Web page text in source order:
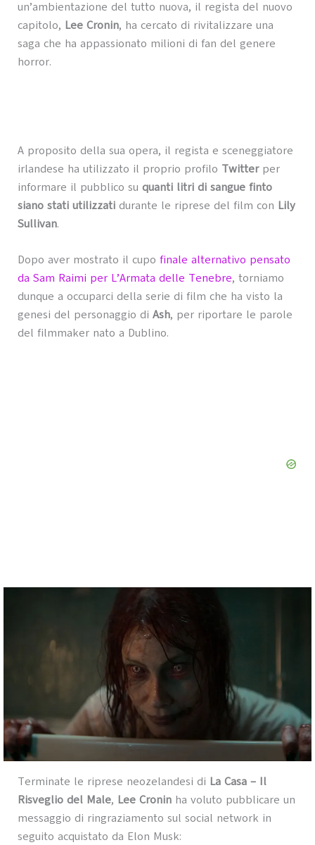
un’ambientazione del tutto nuova, il regista del nuovo
capitolo, Lee Cronin, ha cercato di rivitalizzare una
saga che ha appassionato milioni di fan del genere
horror.
A proposito della sua opera, il regista e sceneggiatore
irlandese ha utilizzato il proprio profilo Twitterper
informare il pubblico su quanti litri di sangue finto
siano stati utilizzatidurante le riprese del film con Lily
Sullivan.
Dopo aver mostrato il cupo finale alternativo pensato
da Sam Raimi per L’Armata delle Tenebre, torniamo
dunque a occuparci della serie di film che ha visto la
genesi del personaggio di Ash, per riportare le parole
del filmmaker nato a Dublino.
Terminate le riprese neozelandesi di La Casa – Il
Risveglio del Male, Lee Croninha voluto pubblicare un
messaggio di ringraziamento sul social network in
seguito acquistato da Elon Musk: